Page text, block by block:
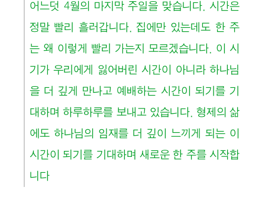
어느덧 4월의 마지막 주일을 맞습니다. 시간은
정말 빨리 흘러갑니다. 집에만 있는데도 한 주
는 왜 이렇게 빨리 가는지 모르겠습니다. 이 시
기가 우리에게 잃어버린 시간이 아니라 하나님
을 더 깊게 만나고 예배하는 시간이 되기를 기
대하며 하루하루를 보내고 있습니다. 형제의 삶
에도 하나님의 임재를 더 깊이 느끼게 되는 이
시간이 되기를 기대하며 새로운 한 주를 시작합
니다